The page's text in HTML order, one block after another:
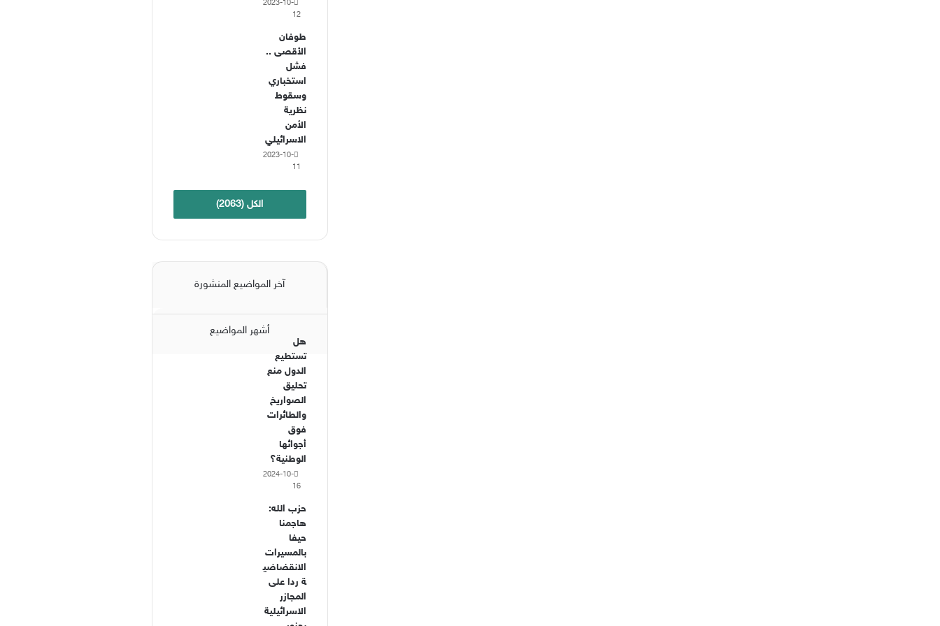
2023-10-
12
طوفان
الأقصى ..
فشل
استخباري
وسقوط
نظرية
الأمن
الاسرائيلي
2023-10-
11
الكل (2063)
آخر المواضيع المنشورة
أشهر المواضيع
هل
تستطيع
الدول منع
تحليق
الصواريخ
والطائرات
فوق
أجوائها
الوطنية؟
2024-10-
16
حزب الله:
هاجمنا
حيفا
بالمسيرات
الانقضاضي
ة ردا على
المجازر
الاسرائيلية